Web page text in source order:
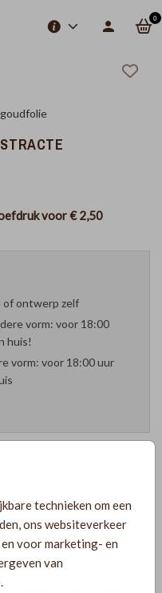
0
technieken om een
ons websiteverkeer
voor marketing- en
van
voor€ 2,50
of ontwerp zelf
vorm: voor 18:00
huis!
vorm: voor 18:00 uur